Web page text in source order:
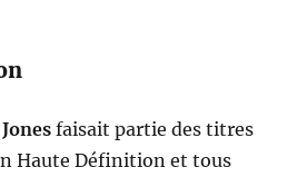
faisait partie des titres
Haute Définition et tous